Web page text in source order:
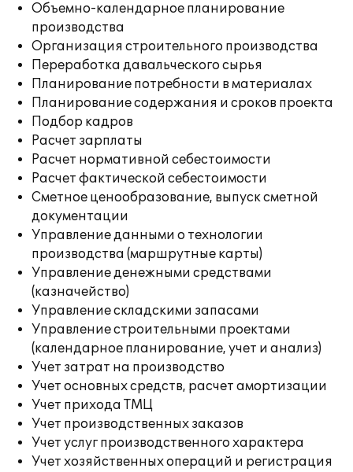
Объемно-календарное планирование
производства
Организация строительного производства
Переработка давальческого сырья
Планирование потребности в материалах
Планирование содержания и сроков проекта
Подбор кадров
Расчет зарплаты
Расчет нормативной себестоимости
Расчет фактической себестоимости
Сметное ценообразование, выпуск сметной
документации
Управление данными о технологии
производства (маршрутные карты)
Управление денежными средствами
(казначейство)
Управление складскими запасами
Управление строительными проектами
(календарное планирование, учет и анализ)
Учет затрат на производство
Учет основных средств, расчет амортизации
Учет прихода ТМЦ
Учет производственных заказов
Учет услуг производственного характера
Учет хозяйственных операций и регистрация